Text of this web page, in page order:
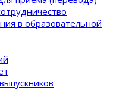
в образовательной